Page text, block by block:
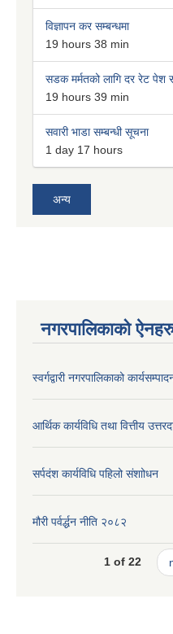
विज्ञापन कर सम्बन्धमा
19 hours 38 min
सडक मर्मतको लागि दर रेट पेश
19 hours 39 min
सवारी भाडा सम्बन्धी सूचना
1 day 17 hours
अन्य
नगरपालिकाको
स्वर्गद्वारी नगरपालिकाको
आर्थिक कार्यविधि तथा वित्तीय
सर्पदंश कार्यविधि पहिलो संशाोधन
मौरी पर्वर्द्धन नीति २०८२
1 of 22